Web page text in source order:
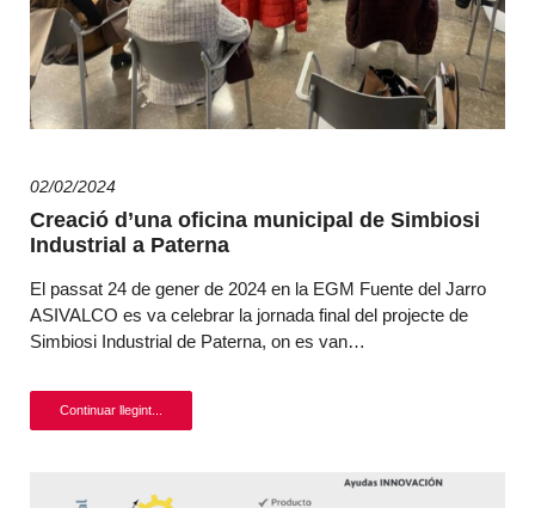
02/02/2024
Creació d’una oficina municipal de Simbiosi
Industrial a Paterna
El passat 24 de gener de 2024 en la EGM Fuente del Jarro
ASIVALCO es va celebrar la jornada final del projecte de
Simbiosi Industrial de Paterna, on es van…
Continuar llegint...